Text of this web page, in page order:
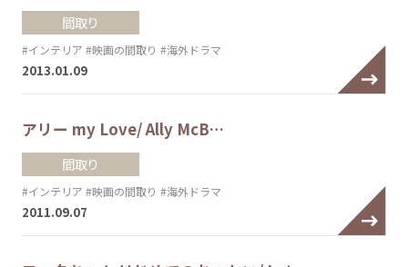
間取り
#インテリア #映画の間取り #海外ドラマ
2013.01.09
アリー my Love/ Ally McB…
間取り
#インテリア #映画の間取り #海外ドラマ
2011.09.07